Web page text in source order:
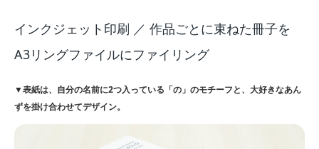
インクジェット印刷 ／ 作品ごとに束ねた冊子を
A3リングファイルにファイリング
▼表紙は、自分の名前に2つ入っている「の」のモチーフと、大好きなあん
ずを掛け合わせてデザイン。